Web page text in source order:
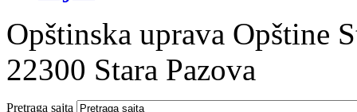
Opštinska uprava Opštine
22300 Stara Pazova
Pretraga sajta